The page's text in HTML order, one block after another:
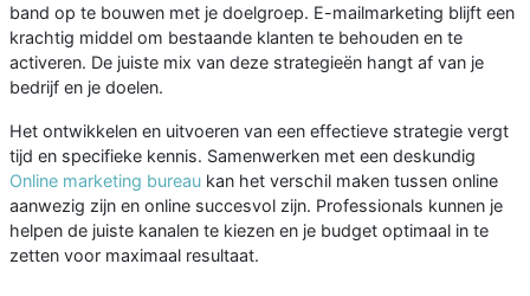
band op te bouwen met je doelgroep. E-mailmarketing blijft een
krachtig middel om bestaande klanten te behouden en te
activeren. De juiste mix van deze strategieën hangt af van je
bedrijf en je doelen.
Het ontwikkelen en uitvoeren van een effectieve strategie vergt
tijd en specifieke kennis. Samenwerken met een deskundig
Online marketing bureau kan het verschil maken tussen online
aanwezig zijn en online succesvol zijn. Professionals kunnen je
helpen de juiste kanalen te kiezen en je budget optimaal in te
zetten voor maximaal resultaat.